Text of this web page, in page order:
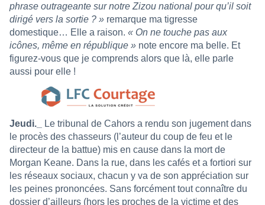
phrase outrageante sur notre Zizou national pour qu’il soit
dirigé vers la sortie ? » remarque ma tigresse
domestique… Elle a raison. « On ne touche pas aux
icônes, même en république » note encore ma belle. Et
figurez-vous que je comprends alors que là, elle parle
aussi pour elle !
Jeudi._
Le tribunal de Cahors a rendu son jugement dans
le procès des chasseurs (l’auteur du coup de feu et le
directeur de la battue) mis en cause dans la mort de
Morgan Keane. Dans la rue, dans les cafés et a fortiori sur
les réseaux sociaux, chacun y va de son appréciation sur
les peines prononcées. Sans forcément tout connaître du
dossier d’ailleurs (hors les proches de la victime et des